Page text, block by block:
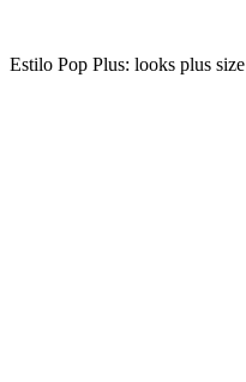
Estilo Pop Plus: looks plus